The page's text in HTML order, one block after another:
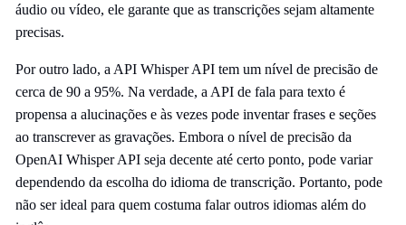
áudio ou vídeo, ele garante que as transcrições sejam altamente
precisas.
Por outro lado, a API Whisper API tem um nível de precisão de
cerca de 90 a 95%. Na verdade, a API de fala para texto é
propensa a alucinações e às vezes pode inventar frases e seções
ao transcrever as gravações. Embora o nível de precisão da
OpenAI Whisper API seja decente até certo ponto, pode variar
dependendo da escolha do idioma de transcrição. Portanto, pode
não ser ideal para quem costuma falar outros idiomas além do